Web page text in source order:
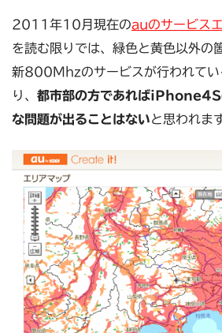
2011年10月現在のauのサービス
を読む限りでは、緑色と黄色以外の
新800Mhzのサービスが行われてい
り、 都市部の方であればiPhone4S
な問題が出ることはないと思われま